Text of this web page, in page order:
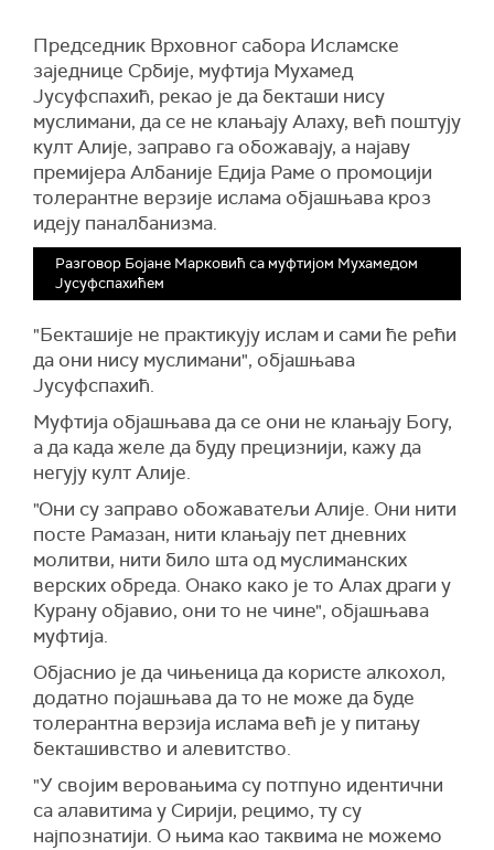
Председник Врховног сабора Исламске
заједнице Србије, муфтија Мухамед
Јусуфспахић, рекао је да бекташи нису
муслимани, да се не клањају Алаху, већ поштују
култ Алије, заправо га обожавају, а најаву
премијера Албаније Едија Раме о промоцији
толерантне верзије ислама објашњава кроз
идеју паналбанизма.
Разговор Бојане Марковић са муфтијом Мухамедом
Јусуфспахићем
"Бекташиje не практикују ислам и сами ће рећи
да они нису муслимани", објашњава
Јусуфспахић.
Муфтија објашњава да се они не клањају Богу,
а да када желе да буду прецизнији, кажу да
негују култ Алије.
"Они су заправо обожаватељи Алије. Они нити
посте Рамазан, нити клањају пет дневних
молитви, нити било шта од муслиманских
верских обреда. Онако како је то Алах драги у
Курану објавио, они то не чине", објашњава
муфтија.
Објаснио је да чињеница да користе алкохол,
додатно појашњава да то не може да буде
толерантна верзија ислама већ је у питању
бекташивство и алевитство.
"У својим веровањима су потпуно идентични
са алавитима у Сирији, рецимо, ту су
најпознатији. О њима као таквима не можемо